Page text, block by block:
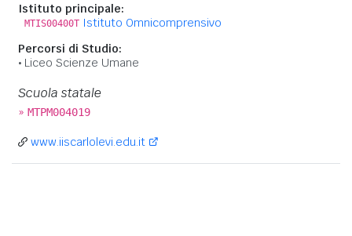
Istituto principale:
MTIS00400T Istituto Omnicomprensivo
Percorsi di Studio:
Liceo Scienze Umane
Scuola statale
» MTPM004019
www.iiscarlolevi.edu.it